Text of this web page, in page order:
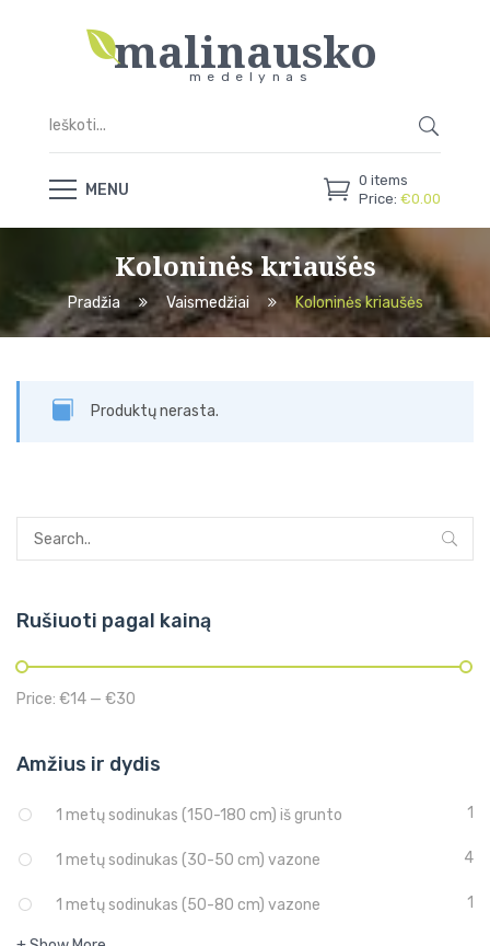
malinausko
medelynas
0 items
Price: €0.00
MENU
Koloninės kriaušės
Pradžia Vaismedžiai Koloninės kriaušės
Produktų nerasta.
Rušiuoti pagal kainą
Price: €14 — €30
Amžius ir dydis
1 metų sodinukas (150-180 cm) iš grunto 1
1 metų sodinukas (30-50 cm) vazone 4
1 metų sodinukas (50-80 cm) vazone 1